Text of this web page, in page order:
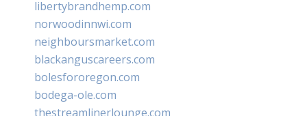
libertybrandhemp.com
norwoodinnwi.com
neighboursmarket.com
blackanguscareers.com
bolesfororegon.com
bodega-ole.com
thestreamlinerlounge.com